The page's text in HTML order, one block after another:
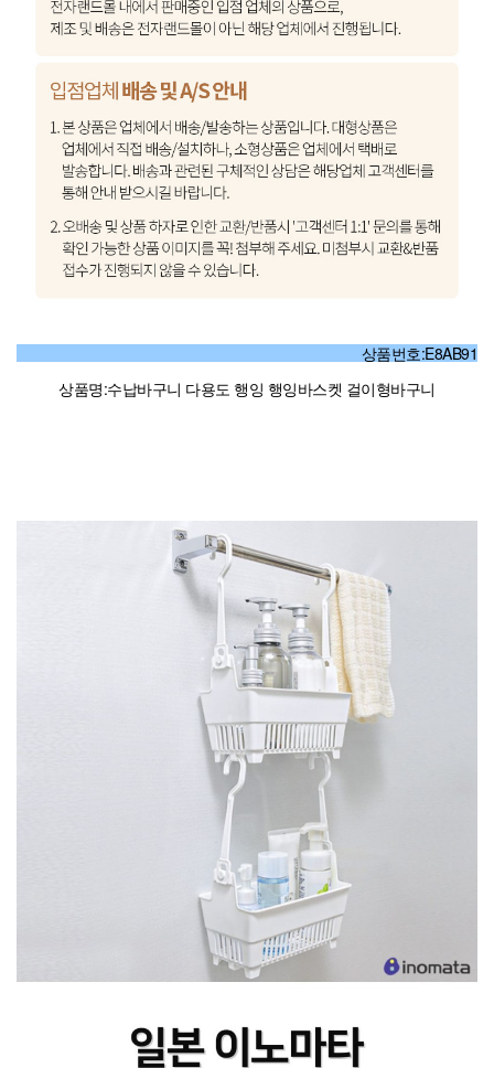
상품번호:E8AB91
상품명:수납바구니 다용도 행잉 행잉바스켓 걸이형바구니